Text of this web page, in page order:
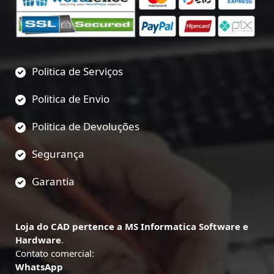
Politica de Serviços
Politica de Envio
Politica de Devoluções
Segurança
Garantia
Loja do CAD pertence a MS Informatica Software e
Hardware.
Contato comercial:
WhatsApp